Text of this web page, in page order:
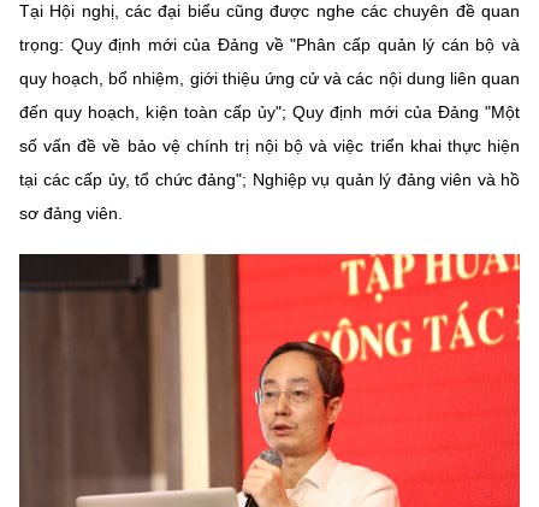
Tại Hội nghị, các đại biểu cũng được nghe các chuyên đề quan
trọng: Quy định mới của Đảng về "Phân cấp quản lý cán bộ và
quy hoạch, bổ nhiệm, giới thiệu ứng cử và các nội dung liên quan
đến quy hoạch, kiện toàn cấp ủy"; Quy định mới của Đảng "Một
số vấn đề về bảo vệ chính trị nội bộ và việc triển khai thực hiện
tại các cấp ủy, tổ chức đảng"; Nghiệp vụ quản lý đảng viên và hồ
sơ đảng viên.